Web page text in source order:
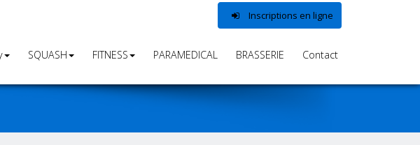
Inscriptions en ligne
SQUASH FITNESS PARAMEDICAL BRASSERIE Contact